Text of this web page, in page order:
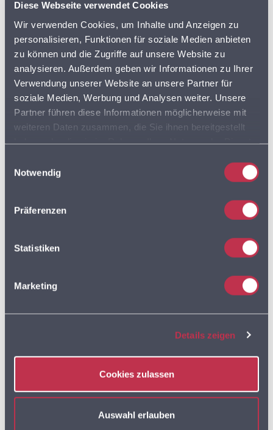
Diese Webseite verwendet Cookies
Wir verwenden Cookies, um Inhalte und Anzeigen zu
personalisieren, Funktionen für soziale Medien anbieten
zu können und die Zugriffe auf unsere Website zu
analysieren. Außerdem geben wir Informationen zu Ihrer
Verwendung unserer Website an unsere Partner für
soziale Medien, Werbung und Analysen weiter. Unsere
Partner führen diese Informationen möglicherweise mit
weiteren Daten zusammen, die Sie ihnen bereitgestellt
Cookies, wenn Sie unsere Webseite weiterhin nutzen.
Notwendig
Präferenzen
Statistiken
Marketing
Details zeigen
Cookies zulassen
Auswahl erlauben
AKTIONSPREISE
BVL
DISCOUNTER FLOTTENPLANUNG
GOOGLE MAPS LEBENSMITTELDATEN
LEBENSMITTELEINZELHANDEL
LKW LKW ROUTING
LOGISTIK
MULTIROUTE GO!
MULTIROUTE GO! NEWS